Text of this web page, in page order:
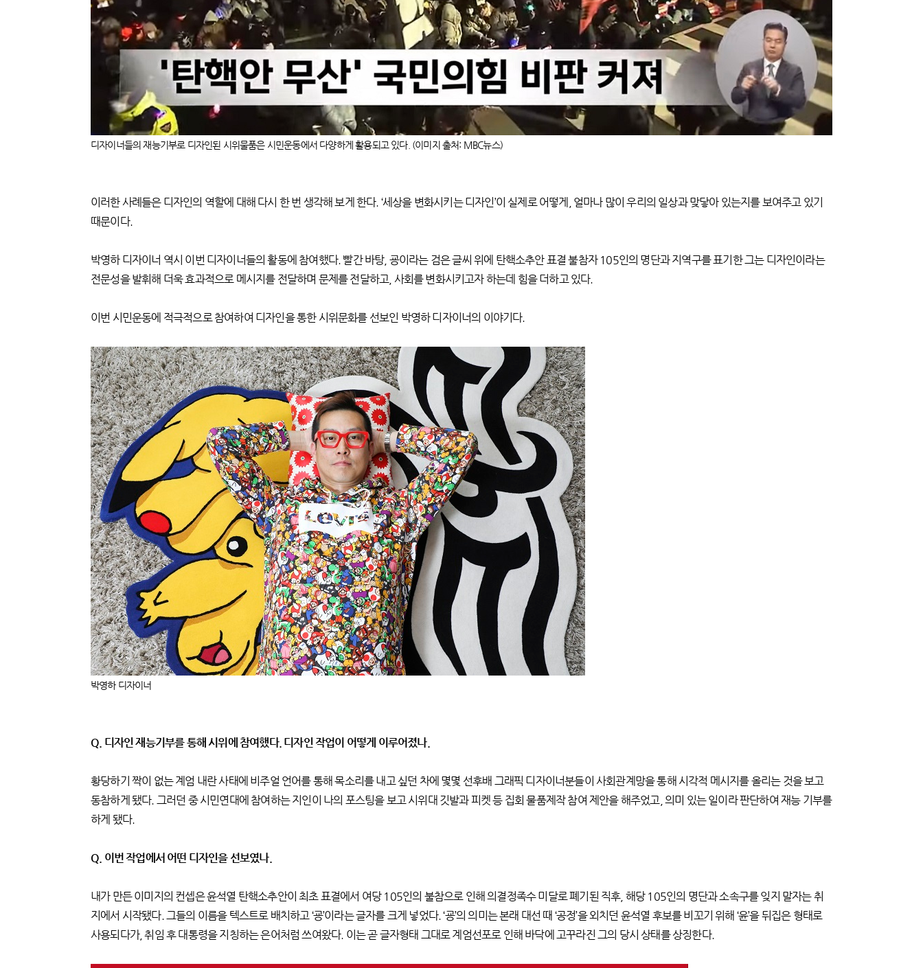
디자이너들의 재능기부로 디자인된 시위물품은 시민운동에서 다양하게 활용되고 있다. (이미지 출처: MBC뉴스)
이러한 사례들은 디자인의 역할에 대해 다시 한 번 생각해 보게 한다. ‘세상을 변화시키는 디자인’이 실제로 어떻게, 얼마나 많이 우리의 일상과 맞닿아 있는지를 보여주고 있기
때문이다.
박영하 디자이너 역시 이번 디자이너들의 활동에 참여했다. 빨간 바탕, 굥이라는 검은 글씨 위에 탄핵소추안 표결 불참자 105인의 명단과 지역구를 표기한 그는 디자인이라는
전문성을 발휘해 더욱 효과적으로 메시지를 전달하며 문제를 전달하고, 사회를 변화시키고자 하는데 힘을 더하고 있다.
이번 시민운동에 적극적으로 참여하여 디자인을 통한 시위문화를 선보인 박영하 디자이너의 이야기다.
박영하 디자이너
Q. 디자인 재능기부를 통해 시위에 참여했다. 디자인 작업이 어떻게 이루어졌나.
황당하기 짝이 없는 계엄 내란 사태에 비주얼 언어를 통해 목소리를 내고 싶던 차에 몇몇 선후배 그래픽 디자이너분들이 사회관계망을 통해 시각적 메시지를 올리는 것을 보고
동참하게 됐다. 그러던 중 시민연대에 참여하는 지인이 나의 포스팅을 보고 시위대 깃발과 피켓 등 집회 물품제작 참여 제안을 해주었고, 의미 있는 일이라 판단하여 재능 기부를
하게 됐다.
Q. 이번 작업에서 어떤 디자인을 선보였나.
내가 만든 이미지의 컨셉은 윤석열 탄핵소추안이 최초 표결에서 여당 105인의 불참으로 인해 의결정족수 미달로 폐기된 직후, 해당 105인의 명단과 소속구를 잊지 말자는 취
지에서 시작됐다. 그들의 이름을 텍스트로 배치하고 ‘굥’이라는 글자를 크게 넣었다. ‘굥’의 의미는 본래 대선 때 ‘공정’을 외치던 윤석열 후보를 비꼬기 위해 ‘윤’을 뒤집은 형태로
사용되다가, 취임 후 대통령을 지칭하는 은어처럼 쓰여왔다. 이는 곧 글자형태 그대로 계엄선포로 인해 바닥에 고꾸라진 그의 당시 상태를 상징한다.